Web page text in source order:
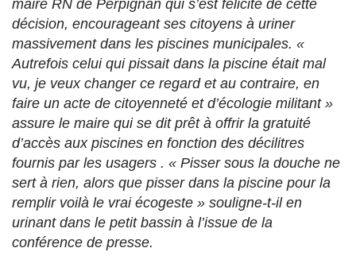
maire RN de Perpignan qui s’est félicité de cette
décision, encourageant ses citoyens à uriner
massivement dans les piscines municipales. «
Autrefois celui qui pissait dans la piscine était mal
vu, je veux changer ce regard et au contraire, en
faire un acte de citoyenneté et d’écologie militant »
assure le maire qui se dit prêt à offrir la gratuité
d’accès aux piscines en fonction des décilitres
fournis par les usagers . « Pisser sous la douche ne
sert à rien, alors que pisser dans la piscine pour la
remplir voilà le vrai écogeste » souligne-t-il en
urinant dans le petit bassin à l’issue de la
conférence de presse.